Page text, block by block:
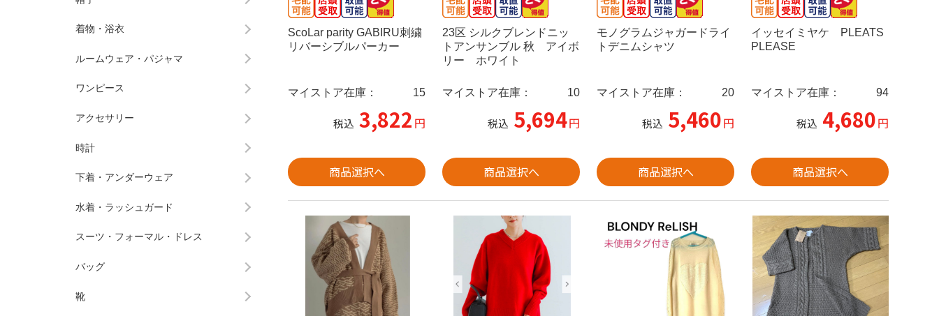
ScoLar parity GABIRU刺繍
リバーシブルパーカー
マイストア在庫： 15
税込 3,822 円
商品選択へ
23区 シルクブレンドニッ
トアンサンブル 秋 アイボ
リー ホワイト
マイストア在庫： 10
税込 5,694円
商品選択へ
モノグラムジャガードライ
トデニムシャツ
マイストア在庫： 20
税込 5,460円
商品選択へ
イッセイミヤケ PLEATS
PLEASE
マイストア在庫： 94
税込 4,680円
商品選択へ
着物・浴衣
ルームウェア・パジャマ
ワンピース
アクセサリー
時計
下着・アンダーウェア
水着・ラッシュガード
スーツ・フォーマル・ドレス
バッグ
靴